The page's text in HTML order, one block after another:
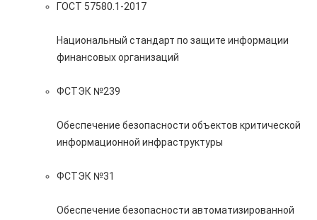
ГОСТ 57580.1-2017
Национальный стандарт по защите информации
финансовых организаций
ФСТЭК №239
Обеспечение безопасности объектов критической
информационной инфраструктуры
ФСТЭК №31
Обеспечение безопасности автоматизированной